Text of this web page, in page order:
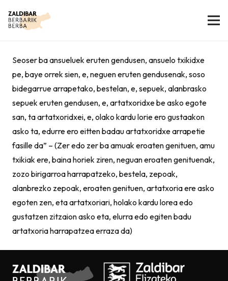
Seoser ba ansueluek eruten gendusen, ansuelo txikidxe
pe, baye orrek sien, e, neguen eruten gendusenak, soso
bidegarrue arrapetako, bestelan, e, sepuek, alanbrasko
sepuek eruten gendusen, e, artatxoridxe be asko egote
san, ta artatxoridxei, e, olako kardu lorie ero gustaakon
asko ta, edurre ero eitten badau artatxoridxe arrapetie
fasille da” – (Zer edo zer ba amuak eroaten genituen, amu
txikiak ere, baina horiek ziren, neguan eroaten genituenak,
zozo birigarroa harrapatzeko, bestela, zepoak,
alanbrezko zepoak, eroaten genituen, artatxoria ere asko
egoten zen, eta artatxoriari, holako kardu lorea edo
gustatzen zitzaion asko eta, elurra edo egiten badu
artatxoria harrapatzea erraza da)